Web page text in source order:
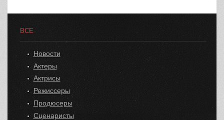
ВСЕ
Новости
Актеры
Актрисы
Режиссеры
Продюсеры
Сценаристы